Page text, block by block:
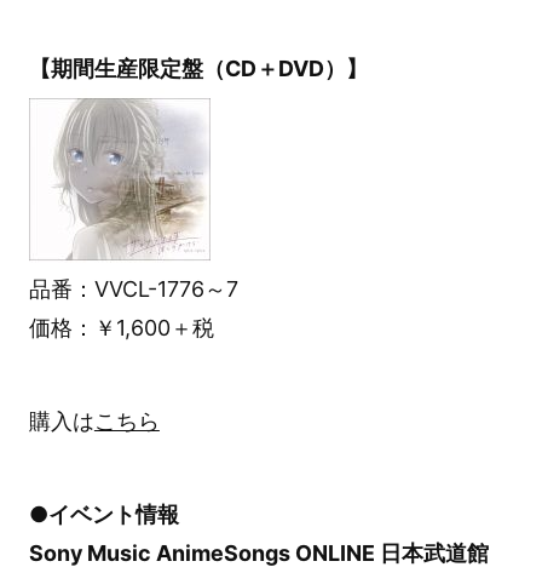
【期間生産限定盤（CD＋DVD）】
品番：VVCL-1776～7
価格：￥1,600＋税
購入はこちら
●イベント情報
Sony Music AnimeSongs ONLINE 日本武道館